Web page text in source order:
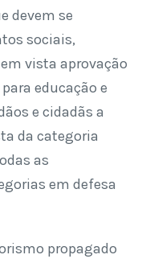
devem se
sociais,
vista aprovação
educação e
e cidadãs a
da categoria
as
em defesa
propagado